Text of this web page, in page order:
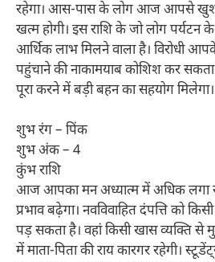
रहेगा। आस-पास के लोग आज आपसे खुश
खत्म होगी। इस राशि के जो लोग
आर्थिक लाभ मिलने वाला है। विरोधी
पहुंचाने की नाकामयाब कोशिश कर सकता
पूरा करने में बड़ी बहन का सहयोग मिलेगा।
शुभ रंग – पिंक
शुभ अंक – 4
कुंभ राशि
आज आपका मन अध्यात्म में अधिक लगा
प्रभाव बढ़ेगा। नवविवाहित दंपत्ति को
पड़ सकता है। वहां किसी खास व्यक्ति से
में माता-पिता की राय कारगर रहेगी।